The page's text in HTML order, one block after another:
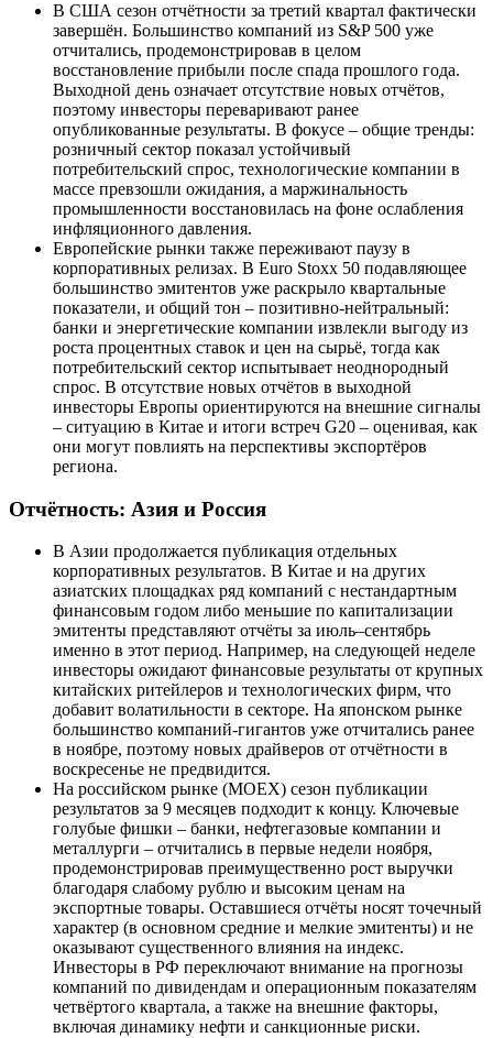
В США сезон отчётности за третий квартал фактически
завершён. Большинство компаний из S&P 500 уже
отчитались, продемонстрировав в целом
восстановление прибыли после спада прошлого года.
Выходной день означает отсутствие новых отчётов,
поэтому инвесторы переваривают ранее
опубликованные результаты. В фокусе – общие тренды:
розничный сектор показал устойчивый
потребительский спрос, технологические компании в
массе превзошли ожидания, а маржинальность
промышленности восстановилась на фоне ослабления
инфляционного давления.
Европейские рынки также переживают паузу в
корпоративных релизах. В Euro Stoxx 50 подавляющее
большинство эмитентов уже раскрыло квартальные
показатели, и общий тон – позитивно-нейтральный:
банки и энергетические компании извлекли выгоду из
роста процентных ставок и цен на сырьё, тогда как
потребительский сектор испытывает неоднородный
спрос. В отсутствие новых отчётов в выходной
инвесторы Европы ориентируются на внешние сигналы
– ситуацию в Китае и итоги встреч G20 – оценивая, как
они могут повлиять на перспективы экспортёров
региона.
Отчётность: Азия и Россия
В Азии продолжается публикация отдельных
корпоративных результатов. В Китае и на других
азиатских площадках ряд компаний с нестандартным
финансовым годом либо меньшие по капитализации
эмитенты представляют отчёты за июль–сентябрь
именно в этот период. Например, на следующей неделе
инвесторы ожидают финансовые результаты от крупных
китайских ритейлеров и технологических фирм, что
добавит волатильности в секторе. На японском рынке
большинство компаний-гигантов уже отчитались ранее
в ноябре, поэтому новых драйверов от отчётности в
воскресенье не предвидится.
На российском рынке (MOEX) сезон публикации
результатов за 9 месяцев подходит к концу. Ключевые
голубые фишки – банки, нефтегазовые компании и
металлурги – отчитались в первые недели ноября,
продемонстрировав преимущественно рост выручки
благодаря слабому рублю и высоким ценам на
экспортные товары. Оставшиеся отчёты носят точечный
характер (в основном средние и мелкие эмитенты) и не
оказывают существенного влияния на индекс.
Инвесторы в РФ переключают внимание на прогнозы
компаний по дивидендам и операционным показателям
четвёртого квартала, а также на внешние факторы,
включая динамику нефти и санкционные риски.